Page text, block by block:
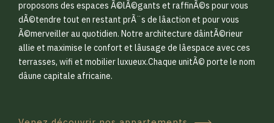
proposons des espaces Ã©lÃ©gants et raffinÃ©s pour vous
dÃ©tendre tout en restant prÃ¨s de lâaction et pour vous
Ã©merveiller au quotidien. Notre architecture dâintÃ©rieur
allie et maximise le confort et lâusage de lâespace avec ces
terrasses, wifi et mobilier luxueux.Chaque unitÃ© porte le nom
dâune capitale africaine.
2
3
2
3